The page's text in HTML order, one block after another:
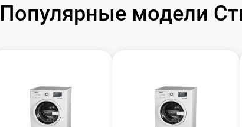
Популярные модели